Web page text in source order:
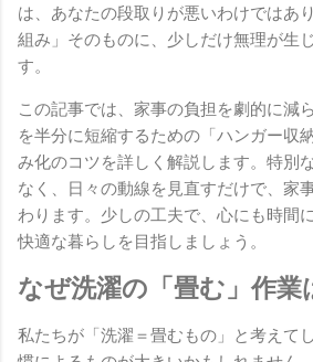
は、あなたの段取りが悪いわけではあ
組み」そのものに、少しだけ無理が生
す。
この記事では、家事の負担を劇的に減
を半分に短縮するための「ハンガー収
み化のコツを詳しく解説します。特別
なく、日々の動線を見直すだけで、家
わります。少しの工夫で、心にも時間
快適な暮らしを目指しましょう。
なぜ洗濯の「畳む」作業
私たちが「洗濯＝畳むもの」と考えて